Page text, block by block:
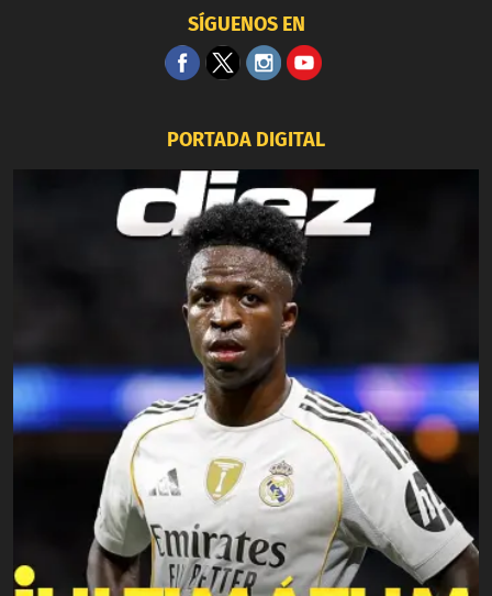
SÍGUENOS EN
PORTADA DIGITAL